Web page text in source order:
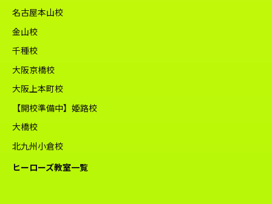
名古屋本山校
金山校
千種校
大阪京橋校
大阪上本町校
【開校準備中】姫路校
大橋校
北九州小倉校
ヒーローズ教室一覧